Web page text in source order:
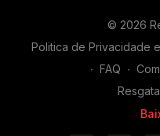
© 2026
Politica de Privacidade
∙ FAQ ∙